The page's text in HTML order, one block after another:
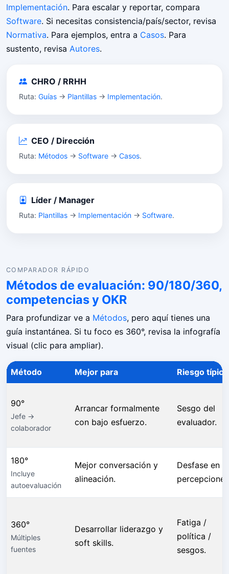
Implementación. Para escalar y reportar, compara
Software. Si necesitas consistencia/país/sector, revisa
Normativa. Para ejemplos, entra a Casos. Para
sustento, revisa Autores.
CHRO / RRHH
Ruta: Guías → Plantillas → Implementación.
CEO / Dirección
Ruta: Métodos → Software → Casos.
Líder / Manager
Ruta: Plantillas → Implementación → Software.
COMPARADOR RÁPIDO
Métodos de evaluación: 90/180/360,
competencias y OKR
Para profundizar ve a Métodos, pero aquí tienes una
guía instantánea. Si tu foco es 360°, revisa la infografía
visual (clic para ampliar).
Método Mejor para Riesgo típico
90°
Jefe →
colaborador
Arrancar formalmente
con bajo esfuerzo.
Sesgo del
evaluador.
180°
Incluye
autoevaluación
Mejor conversación y
alineación.
Desfase en
360°
Múltiples
fuentes
Desarrollar liderazgo y
soft skills.
Fatiga /
política /
sesgos.